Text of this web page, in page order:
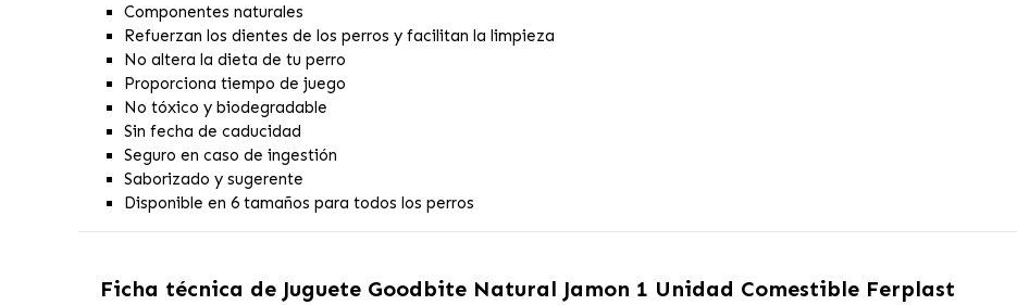
Componentes naturales
Refuerzan los dientes de los perros y facilitan la limpieza
No altera la dieta de tu perro
Proporciona tiempo de juego
No tóxico y biodegradable
Sin fecha de caducidad
Seguro en caso de ingestión
Saborizado y sugerente
Disponible en 6 tamaños para todos los perros
Ficha técnica de Juguete Goodbite Natural Jamon 1 Unidad Comestible Ferplast